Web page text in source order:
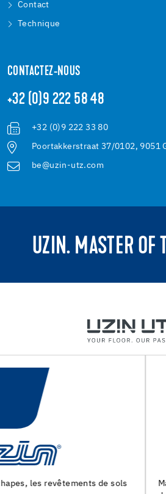
Contact
Technique
CONTACTEZ-NOUS
+32 (0)9 222 58 48
+32 (0)9 222 33 80
Poortakkerstraat 37/0102, 9051
be@uzin-utz.com
UZIN. MASTER OF
Machines et outils pour la